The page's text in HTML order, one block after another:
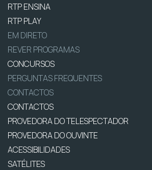
RTP ENSINA
RTP PLAY
EM DIRETO
REVER PROGRAMAS
CONCURSOS
PERGUNTAS FREQUENTES
CONTACTOS
CONTACTOS
PROVEDORA DO TELESPECTADOR
PROVEDORA DO OUVINTE
ACESSIBILIDADES
SATÉLITES